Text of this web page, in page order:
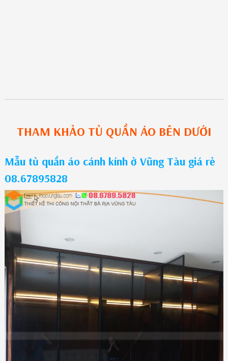
THAM KHẢO TỦ QUẦN ÁO BÊN DƯỚI
Mẫu tủ quần áo cánh kính ở Vũng Tàu giá rẻ
08.67895828